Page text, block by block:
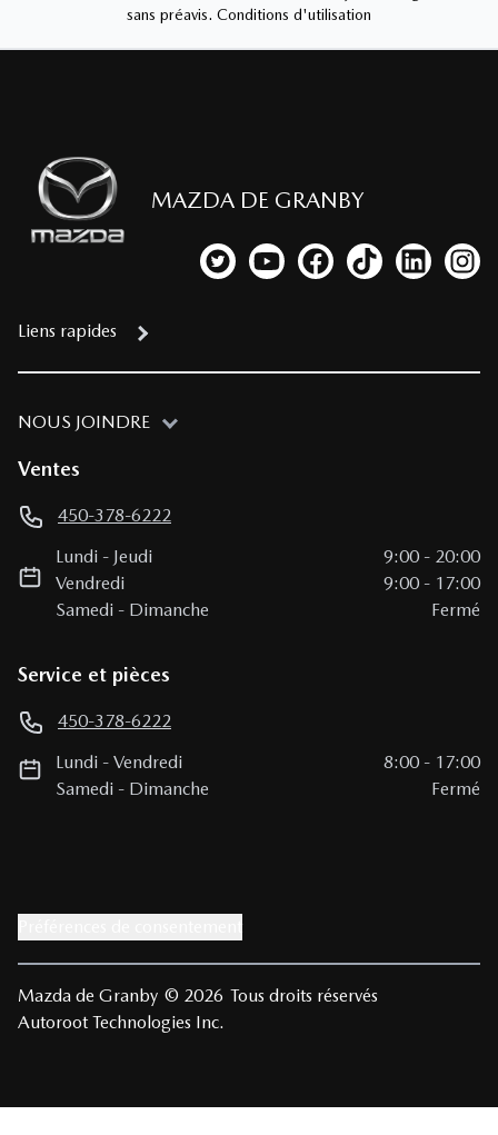
sans préavis. Conditions d'utilisation
MAZDA DE GRANBY
Lien vers notre compte Twitter
Lien vers notre chaîne
Lien vers notre page
Lien vers notre
Lien vers
Lien
Liens rapides
NOUS JOINDRE
Ventes
450-378-6222
Lundi - Jeudi 9:00 - 20:00
Vendredi
9:00 - 17:00
Samedi - Dimanche Fermé
Service et pièces
450-378-6222
Lundi -Vendredi 8:00 - 17:00
Samedi - Dimanche Fermé
Mazda de Granby © 2026 Tous droits réservés
Autoroot Technologies Inc.